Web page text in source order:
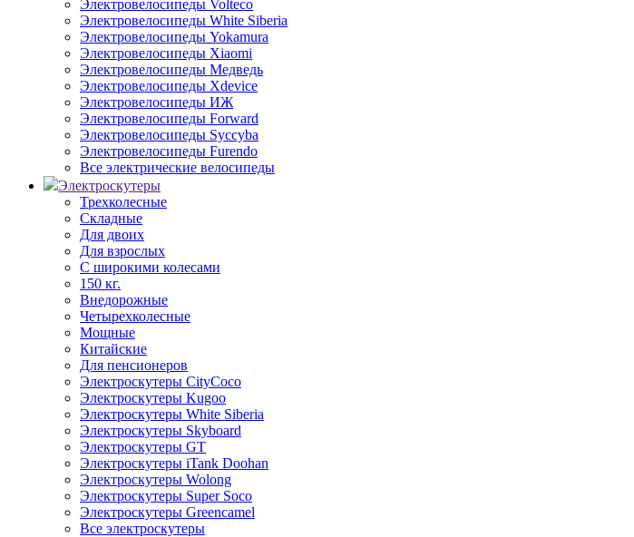
Электровелосипеды Volteco
Электровелосипеды White Siberia
Электровелосипеды Yokamura
Электровелосипеды Xiaomi
Электровелосипеды Медведь
Электровелосипеды Xdevice
Электровелосипеды ИЖ
Электровелосипеды Forward
Электровелосипеды Syccyba
Электровелосипеды Furendo
Все электрические велосипеды
Электроскутеры
Трехколесные
Складные
Для двоих
Для взрослых
С широкими колесами
150 кг.
Внедорожные
Четырехколесные
Мощные
Китайские
Для пенсионеров
Электроскутеры CityCoco
Электроскутеры Kugoo
Электроскутеры White Siberia
Электроскутеры Skyboard
Электроскутеры GT
Электроскутеры iTank Doohan
Электроскутеры Wolong
Электроскутеры Super Soco
Электроскутеры Greencamel
Все электроскутеры